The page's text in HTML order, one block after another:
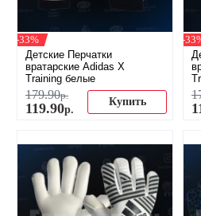
-33%
Детские Перчатки
вратарские Adidas X
Training белые
179.90р.
119.90р.
Купить
-